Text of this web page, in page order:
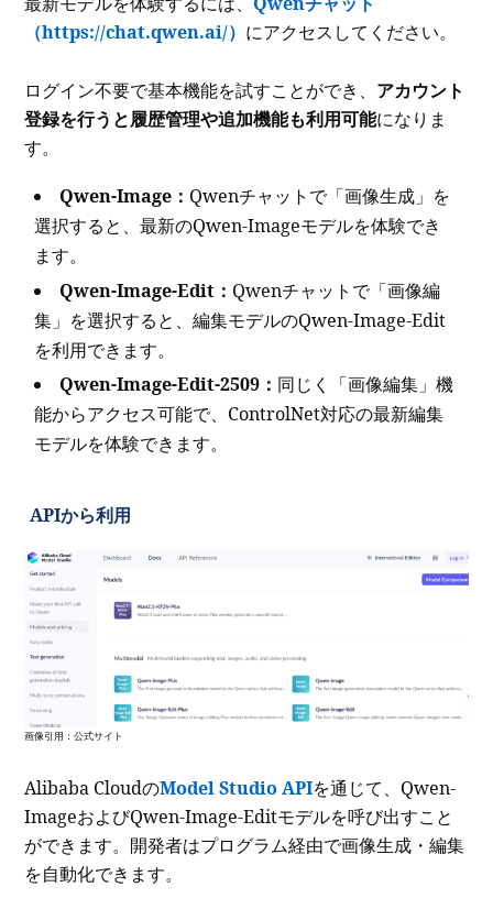
（https://chat.qwen.ai/） にアクセスしてください。
ログイン不要で基本機能を試すことができ、 アカウント
登録を行うと履歴管理や追加機能も利用可能になりま
す。
Qwen-Image： Qwenチャットで「画像生成」を
選択すると、最新のQwen-Imageモデルを体験でき
ます。
Qwen-Image-Edit： Qwenチャットで「画像編
集」を選択すると、編集モデルのQwen-Image-Edit
を利用できます。
Qwen-Image-Edit-2509： 同じく「画像編集」機
能からアクセス可能で、ControlNet対応の最新編集
モデルを体験できます。
APIから利用
画像引用：公式サイト
Alibaba CloudのModel Studio APIを通じて、Qwen-
ImageおよびQwen-Image-Editモデルを呼び出すこと
ができます。開発者はプログラム経由で画像生成・編集
を自動化できます。